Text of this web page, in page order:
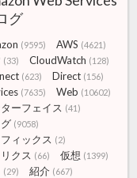
グ
(9595) AWS (4621)
(33) CloudWatch (128)
(623) Direct (156)
(7635) Web (10602)
ーフェイス (41)
(9058)
ィックス (2)
クス (66) 仮想 (1399)
(29) 紹介 (667)